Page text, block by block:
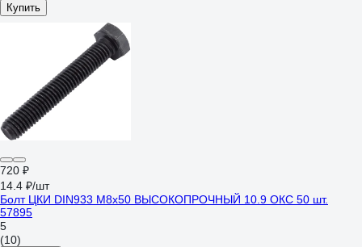
Купить
720 ₽
14.4 ₽/шт
Болт ЦКИ DIN933 М8х50 ВЫСОКОПРОЧНЫЙ 10.9 ОКС 50 шт.
57895
5
(10)